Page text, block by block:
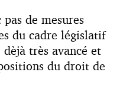
de mesures
du cadre législatif
très avancé et
du droit de